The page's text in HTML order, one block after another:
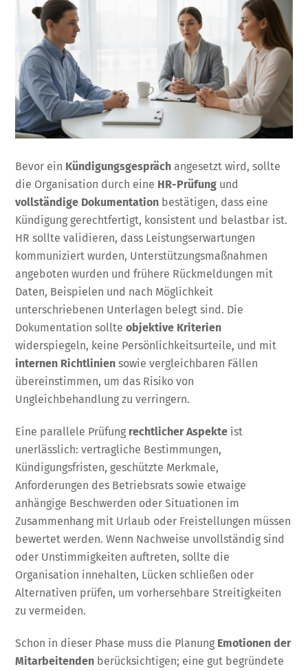
Bevor ein Kündigungsgespräch angesetzt wird, sollte
die Organisation durch eine HR-Prüfung und
vollständige Dokumentation bestätigen, dass eine
Kündigung gerechtfertigt, konsistent und belastbar ist.
HR sollte validieren, dass Leistungserwartungen
kommuniziert wurden, Unterstützungsmaßnahmen
angeboten wurden und frühere Rückmeldungen mit
Daten, Beispielen und nach Möglichkeit
unterschriebenen Unterlagen belegt sind. Die
Dokumentation sollteobjektive Kriterien
widerspiegeln, keine Persönlichkeitsurteile, und mit
internen Richtlinien sowie vergleichbaren Fällen
übereinstimmen, um das Risiko von
Ungleichbehandlung zu verringern.
Eine parallele Prüfung rechtlicher Aspekte ist
unerlässlich: vertragliche Bestimmungen,
Kündigungsfristen, geschützte Merkmale,
Anforderungen des Betriebsrats sowie etwaige
anhängige Beschwerden oder Situationen im
Zusammenhang mit Urlaub oder Freistellungen müssen
bewertet werden. Wenn Nachweise unvollständig sind
oder Unstimmigkeiten auftreten, sollte die
Organisation innehalten, Lücken schließen oder
Alternativen prüfen, um vorhersehbare Streitigkeiten
zu vermeiden.
Schon in dieser Phase muss die Planung Emotionen der
Mitarbeitenden berücksichtigen; eine gut begründete